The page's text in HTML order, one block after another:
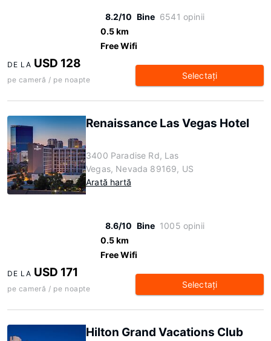
8.2/10 Bine 6541 opinii
0.5 km
Free Wifi
DE LA USD 128
pe cameră / pe noapte Selectaţi
Renaissance Las Vegas Hotel
3400 Paradise Rd, Las
Vegas, Nevada 89169, US
Arată hartă
8.6/10 Bine 1005 opinii
0.5 km
Free Wifi
DE LA USD 171
pe cameră / pe noapte Selectaţi
Hilton Grand Vacations Club